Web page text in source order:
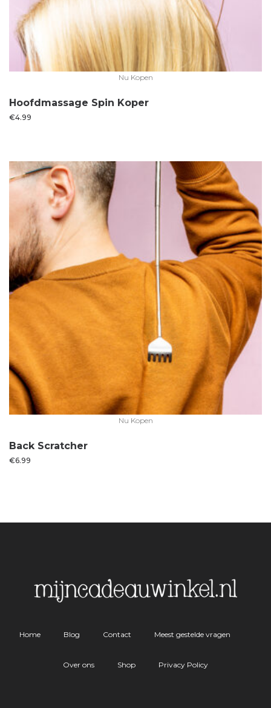
Nu Kopen
Hoofdmassage Spin Koper
€4.99
Nu Kopen
Back Scratcher
€6.99
Home Blog Contact Meest gestelde vragen
Over ons Shop Privacy Policy